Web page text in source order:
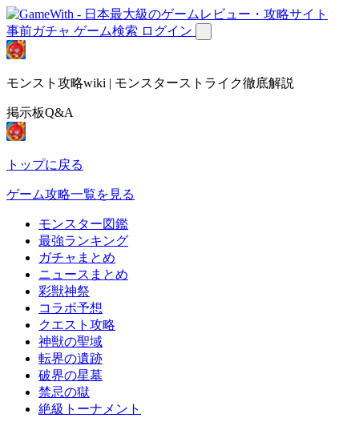
事前ガチャ ゲーム検索 ログイン
モンスト攻略wiki | モンスターストライク徹底解説
掲示板Q&A
トップに戻る
ゲーム攻略一覧を見る
モンスター図鑑
最強ランキング
ガチャまとめ
ニュースまとめ
彩獣神祭
コラボ予想
クエスト攻略
神獣の聖域
転界の遺跡
破界の星墓
禁忌の獄
絶級トーナメント